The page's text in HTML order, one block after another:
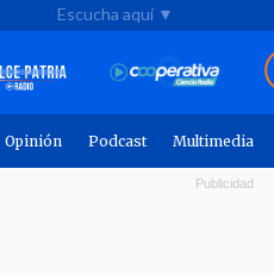
Escucha aquí ▼
Opinión Podcast Multimedia